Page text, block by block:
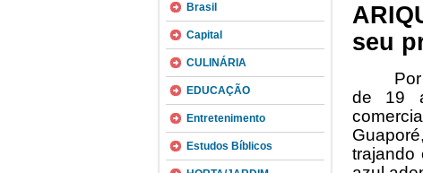
Brasil
Capital
CULINÁRIA
EDUCAÇÃO
Entretenimento
Estudos Bíblicos
seu
de 19
trajando